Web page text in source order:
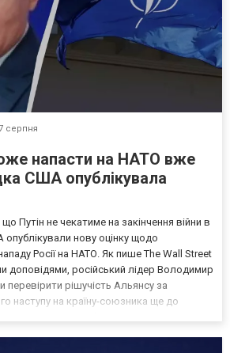
серпня
напасти на НАТО вже
США опублікувала
Путін не чекатиме на закінчення війни в
опублікували нову оцінку щодо
Росії на НАТО. Як пише The Wall Street
доповідями, російський лідер Володимир
перевірити рішучість Альянсу за
наступу на країну-союзника ще до